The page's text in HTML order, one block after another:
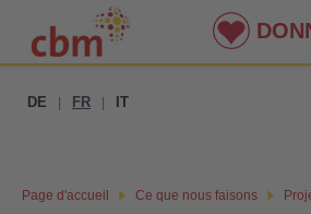
DE FR IT
Page d'accueil Ce que nous faisons